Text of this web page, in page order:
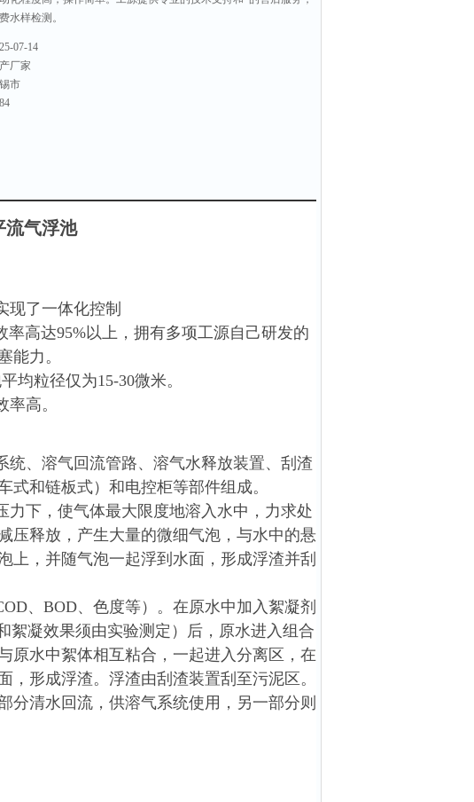
水样检测。
07-14
厂家
市
流气浮池
现了一体化控制
高达95%以上，拥有多项工源自己研发的
能力。
均粒径仅为15-30微米。
高。
统、溶气回流管路、溶气水释放装置、刮渣
和链板式）和电控柜等部件组成。
下，使气体最大限度地溶入水中，力求处
压释放，产生大量的微细气泡，与水中的悬
上，并随气泡一起浮到水面，形成浮渣并刮
、BOD、色度等）。在原水中加入絮凝剂
絮凝效果须由实验测定）后，原水进入组合
原水中絮体相互粘合，一起进入分离区，在
形成浮渣。浮渣由刮渣装置刮至污泥区。
分清水回流，供溶气系统使用，另一部分则